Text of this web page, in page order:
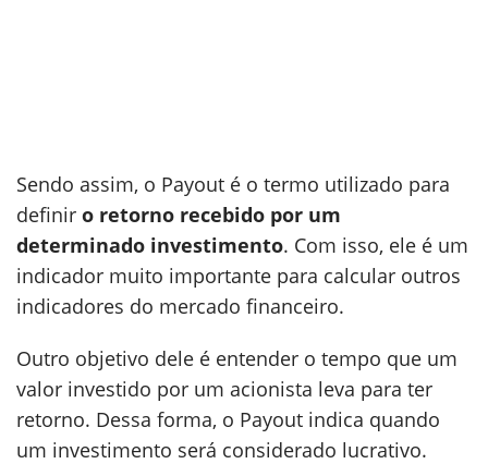
Sendo assim, o Payout é o termo utilizado para
definir o retorno recebido por um
determinado investimento. Com isso, ele é um
indicador muito importante para calcular outros
indicadores do mercado financeiro.
Outro objetivo dele é entender o tempo que um
valor investido por um acionista leva para ter
retorno. Dessa forma, o Payout indica quando
um investimento será considerado lucrativo.